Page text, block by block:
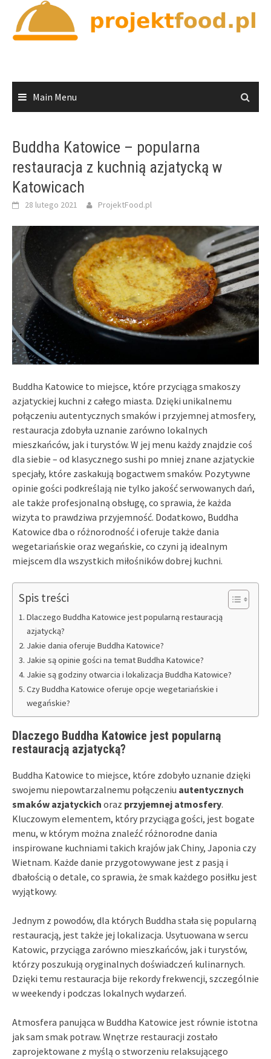
content
Main Menu
Buddha Katowice – popularna
restauracja z kuchnią azjatycką w
Katowicach
28 lutego 2021 ProjektFood.pl
Buddha Katowice to miejsce, które przyciąga smakoszy
azjatyckiej kuchni z całego miasta. Dzięki unikalnemu
połączeniu autentycznych smaków i przyjemnej atmosfery,
restauracja zdobyła uznanie zarówno lokalnych
mieszkańców, jak i turystów. W jej menu każdy znajdzie coś
dla siebie – od klasycznego sushi po mniej znane azjatyckie
specjały, które zaskakują bogactwem smaków. Pozytywne
opinie gości podkreślają nie tylko jakość serwowanych dań,
ale także profesjonalną obsługę, co sprawia, że każda
wizyta to prawdziwa przyjemność. Dodatkowo, Buddha
Katowice dba o różnorodność i oferuje także dania
wegetariańskie oraz wegańskie, co czyni ją idealnym
miejscem dla wszystkich miłośników dobrej kuchni.
Spis treści
Dlaczego Buddha Katowice jest popularną restauracją
azjatycką?
Jakie dania oferuje Buddha Katowice?
Jakie są opinie gości na temat Buddha Katowice?
Jakie są godziny otwarcia i lokalizacja Buddha Katowice?
Czy Buddha Katowice oferuje opcje wegetariańskie i
wegańskie?
Dlaczego Buddha Katowice jest popularną
restauracją azjatycką?
Buddha Katowice to miejsce, które zdobyło uznanie dzięki
swojemu niepowtarzalnemu połączeniu autentycznych
smaków azjatyckich oraz przyjemnej atmosfery.
Kluczowym elementem, który przyciąga gości, jest bogate
menu, w którym można znaleźć różnorodne dania
inspirowane kuchniami takich krajów jak Chiny, Japonia czy
Wietnam. Każde danie przygotowywane jest z pasją i
dbałością o detale, co sprawia, że smak każdego posiłku jest
wyjątkowy.
Jednym z powodów, dla których Buddha stała się popularną
restauracją, jest także jej lokalizacja. Usytuowana w sercu
Katowic, przyciąga zarówno mieszkańców, jak i turystów,
którzy poszukują oryginalnych doświadczeń kulinarnych.
Dzięki temu restauracja bije rekordy frekwencji, szczególnie
w weekendy i podczas lokalnych wydarzeń.
Atmosfera panująca w Buddha Katowice jest równie istotna
jak sam smak potraw. Wnętrze restauracji zostało
zaprojektowane z myślą o stworzeniu relaksującego